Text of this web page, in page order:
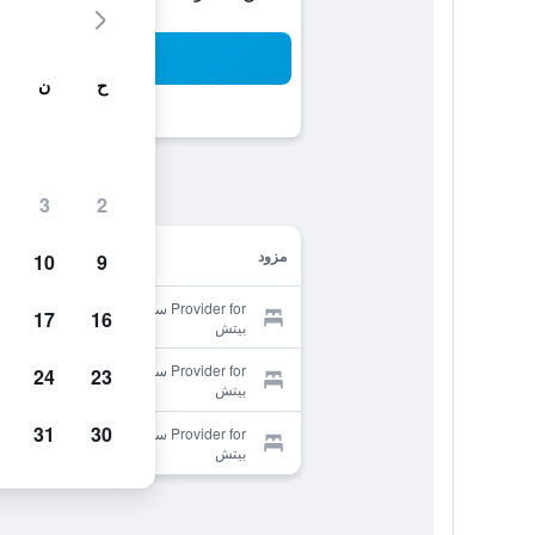
مزود
Provider for سيلز ريزورت أون جولدن
بيتش
Provider for سيلز ريزورت أون جولدن
بيتش
Provider for سيلز ريزورت أون جولدن
بيتش
ح ن
2
3
9
10
16
17
23
24
30
31